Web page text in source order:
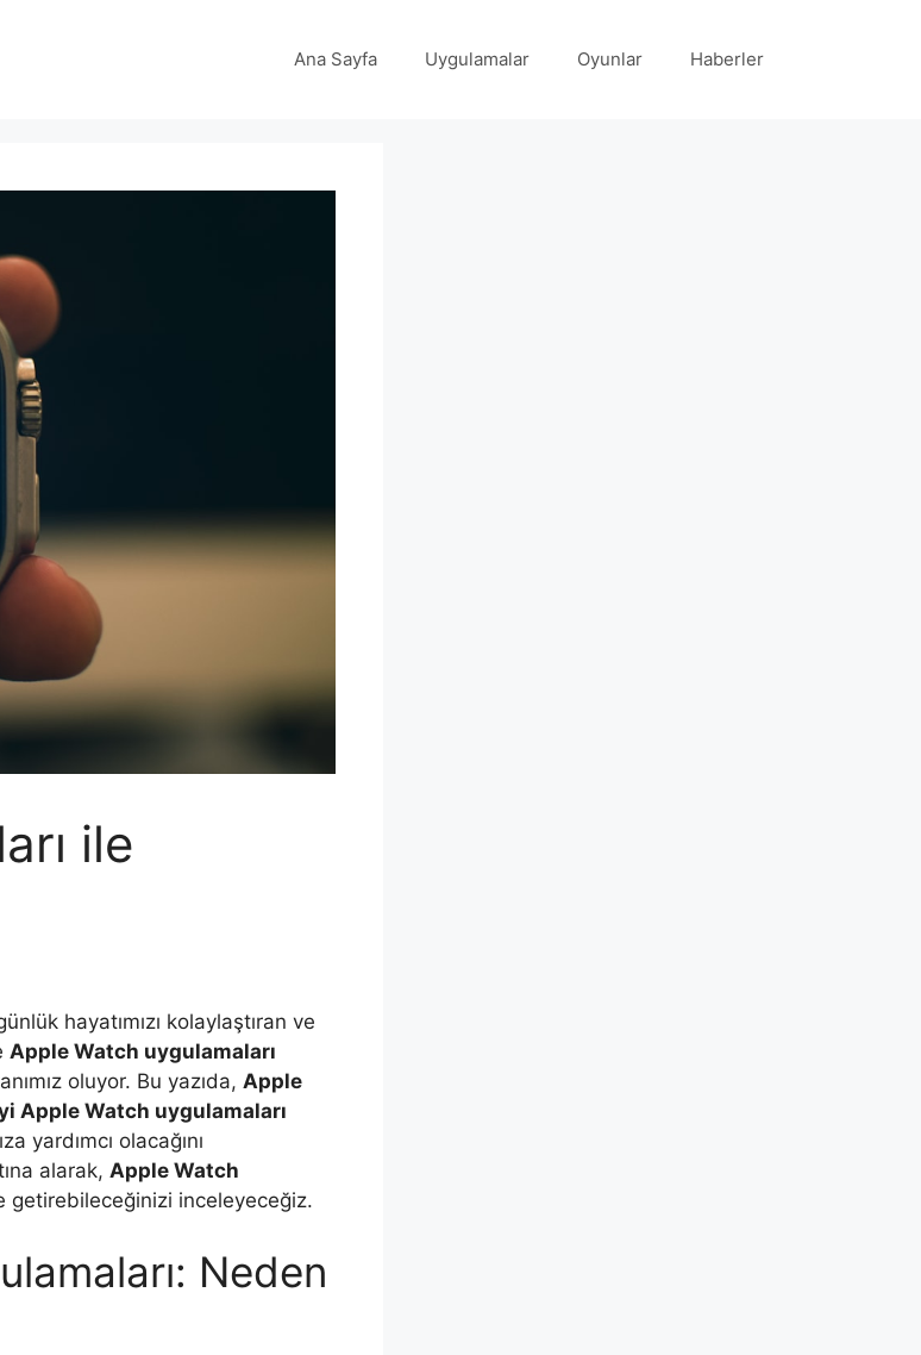
Ana Sayfa Uygulamalar Oyunlar Haberler
ile
hayatımızı kolaylaştıran ve
Apple Watch uygulamaları
oluyor. Bu yazıda, Apple
Apple Watch uygulamaları
yardımcı olacağını
alarak, Apple Watch
getirebileceğinizi inceleyeceğiz.
Neden